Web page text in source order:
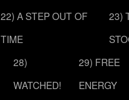
22) A STEP OUT OF
TIME
23)
28)
WATCHED!
29) FREE
ENERGY